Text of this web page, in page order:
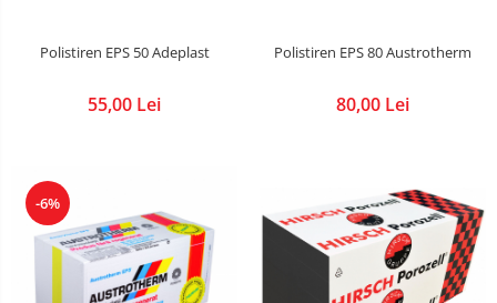
Plasa rabitz
Tabla aluminiu
Tabla cutata
Tabla lisa
Tabla neagra
Polistiren EPS 50 Adeplast
55,00 Lei
Polistiren EPS 80 Austrotherm
80,00 Lei
-6%